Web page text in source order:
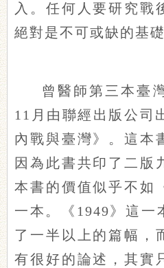
入。任何人要研究戰
絕對是不可或缺的基礎
曾醫師第三本臺
11月由聯經出版公司
內戰與臺灣》。這本
因為此書共印了二版
本書的價值似乎不如
一本。《1949》這一
了一半以上的篇幅，
有很好的論述，其實